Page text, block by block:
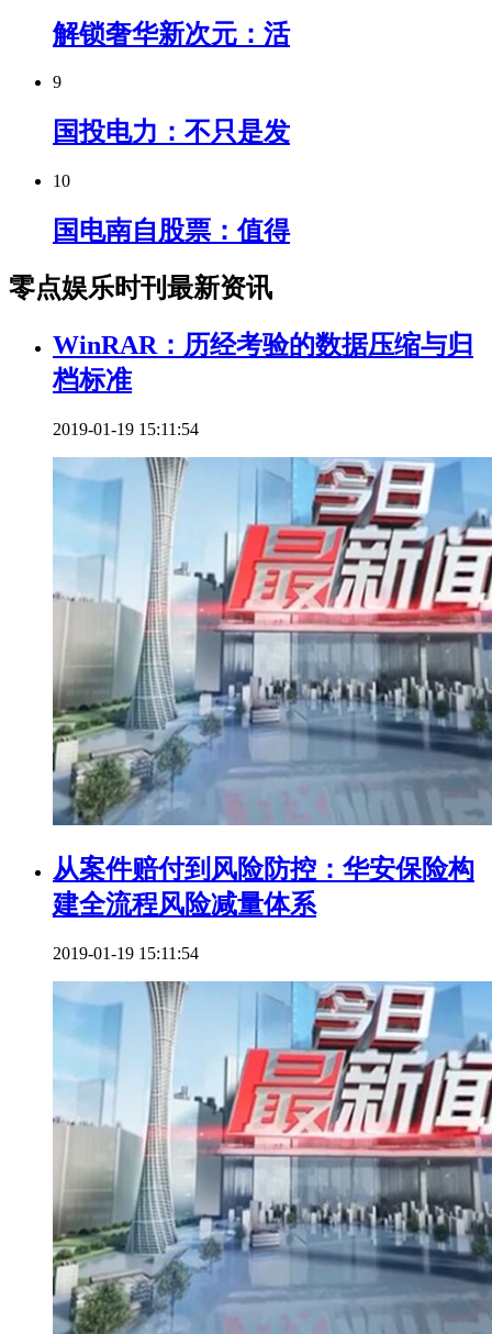
解锁奢华新次元：活
9
国投电力：不只是发
10
国电南自股票：值得
零点娱乐时刊最新资讯
WinRAR：历经考验的数据压缩与归
档标准
2019-01-19 15:11:54
从案件赔付到风险防控：华安保险构
建全流程风险减量体系
2019-01-19 15:11:54